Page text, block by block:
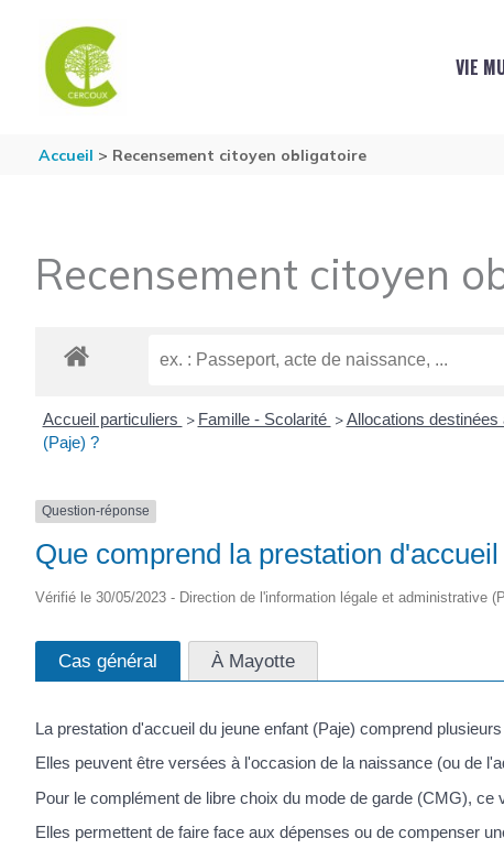
VIE
Accueil Recensement citoyen obligatoire
Recensement citoyen
Accueil particuliers > Famille - Scolarité > Allocations destinées
(Paje) ?
Question-réponse
Que comprend la prestation
Vérifié le 30/05/2023 - Direction de l'information légale et administrative
Cas général À Mayotte
La prestation d'accueil du jeune enfant (Paje) comprend
Elles peuvent être versées à l'occasion de la naissance (ou de
Pour le complément de libre choix du mode de garde (CMG),
Elles permettent de faire face aux dépenses ou de compenser